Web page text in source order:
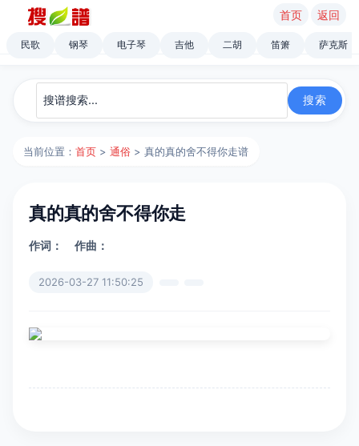
首页 返回
民歌 钢琴 电子琴 吉他 二胡 笛箫 萨克斯
当前位置：首页 >通俗 > 真的真的舍不得你走谱
真的真的舍不得你走
作词： 作曲：
2026-03-27 11:50:25